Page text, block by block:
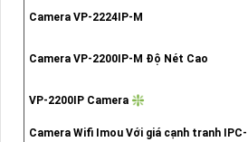
Camera VP-2224IP-M
Camera VP-2200IP-M Độ Nét Cao
VP-2200IP Camera ❇
Camera Wifi Imou Với giá cạnh tranh IPC-